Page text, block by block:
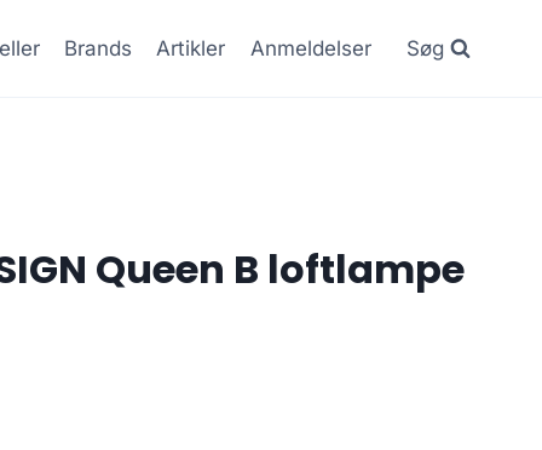
Brands Artikler Anmeldelser Søg
Queen B loftlampe